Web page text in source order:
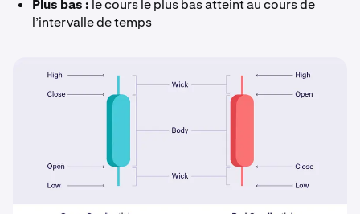
Plus bas : le cours le plus bas atteint au cours de
l’intervalle de temps